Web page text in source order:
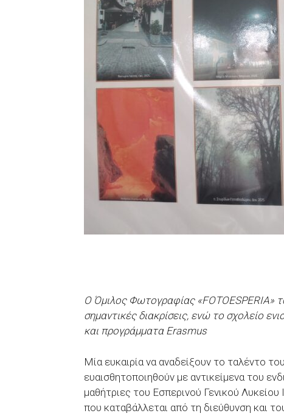
Ο Όμιλος Φωτογραφίας «FOTOESPERIA»
σημαντικές διακρίσεις, ενώ το σχολείο
και προγράμματα Erasmus
Μία ευκαιρία να αναδείξουν το ταλέντο
ευαισθητοποιηθούν με αντικείμενα του
μαθήτριες του Εσπερινού Γενικού
που καταβάλλεται από τη διεύθυνση και